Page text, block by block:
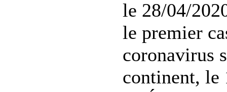
le 28/04/
le premier
coronavirus
continent, le